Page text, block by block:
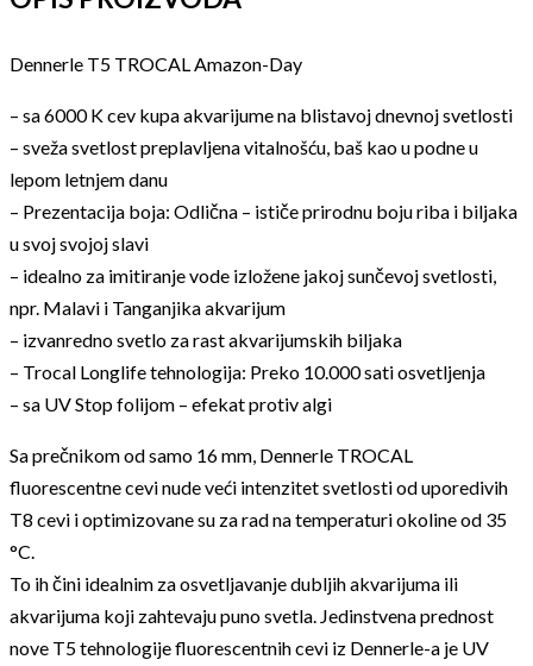
Dennerle T5 TROCAL Amazon-Day
– sa 6000 K cev kupa akvarijume na blistavoj dnevnoj svetlosti
– sveža svetlost preplavljena vitalnošću, baš kao u podne u
lepom letnjem danu
– Prezentacija boja: Odlična – ističe prirodnu boju riba i biljaka
u svoj svojoj slavi
– idealno za imitiranje vode izložene jakoj sunčevoj svetlosti,
npr. Malavi i Tanganjika akvarijum
– izvanredno svetlo za rast akvarijumskih biljaka
– Trocal Longlife tehnologija: Preko 10.000 sati osvetljenja
– sa UV Stop folijom – efekat protiv algi
Sa prečnikom od samo 16 mm, Dennerle TROCAL
fluorescentne cevi nude veći intenzitet svetlosti od uporedivih
T8 cevi i optimizovane su za rad na temperaturi okoline od 35
°C.
To ih čini idealnim za osvetljavanje dubljih akvarijuma ili
akvarijuma koji zahtevaju puno svetla. Jedinstvena prednost
nove T5 tehnologije fluorescentnih cevi iz Dennerle-a je UV